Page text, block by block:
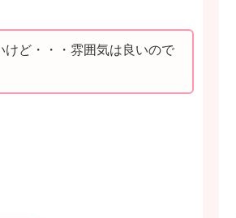
ど・・・雰囲気は良いので